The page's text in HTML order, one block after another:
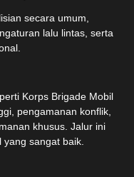
secara umum,
lalu lintas, serta
Korps Brigade Mobil
pengamanan konflik,
khusus. Jalur ini
yang sangat baik.